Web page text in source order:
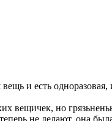
и есть
вещичек, но
не делают, она